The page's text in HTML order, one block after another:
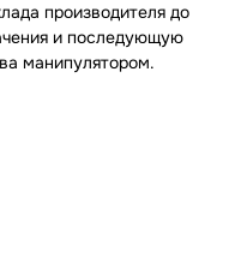
производителя до
и последующую
манипулятором.